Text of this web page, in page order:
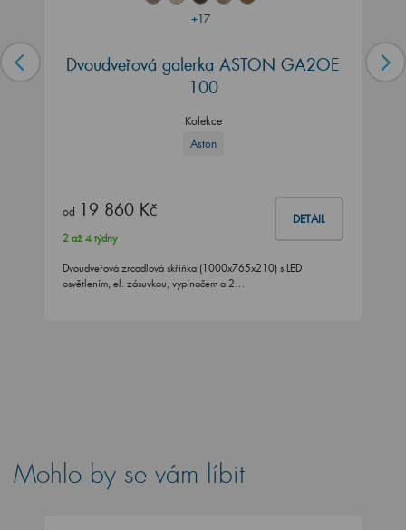
+17
Dvoudveřová galerka ASTON GA2OE
100
Kolekce
Aston
od 19 860 Kč DETAIL
2 až 4 týdny
Dvoudveřová zrcadlová skříňka (1000x765x210) s LED
osvětlením, el. zásuvkou, vypínačem a 2…
Mohlo by se vám líbit